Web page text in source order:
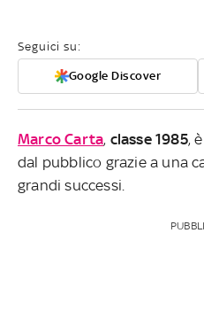
Seguici su:
Google Discover
Marco Carta, classe 1985,
dal pubblico grazie a una
grandi successi.